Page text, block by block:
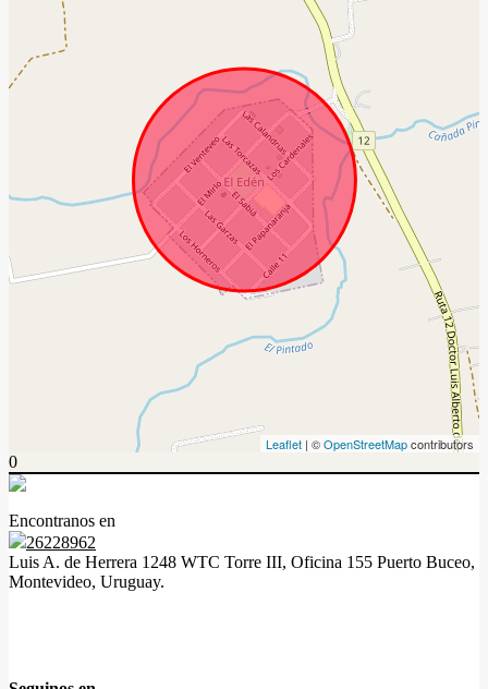
Leaflet | ©OpenStreetMapcontributors
0
Encontranos en
26228962
Luis A. de Herrera 1248 WTC Torre III, Oficina 155 Puerto Buceo,
Montevideo, Uruguay.